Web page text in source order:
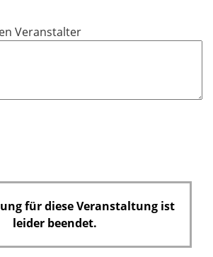
Veranstalter
für diese Veranstaltung ist
leider beendet.